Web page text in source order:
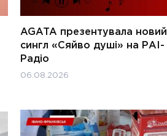
AGATA презентувала новий
сингл «Сяйво душі» на РАІ-
Радіо
06.08.2026